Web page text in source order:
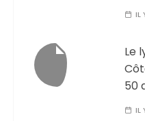
IL
Le
50
IL